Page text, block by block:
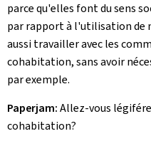
parce qu'elles font du sens
par rapport à l'utilisation de
aussi travailler avec les
cohabitation, sans avoir
par exemple.
Paperjam:Allez-vous
cohabitation?